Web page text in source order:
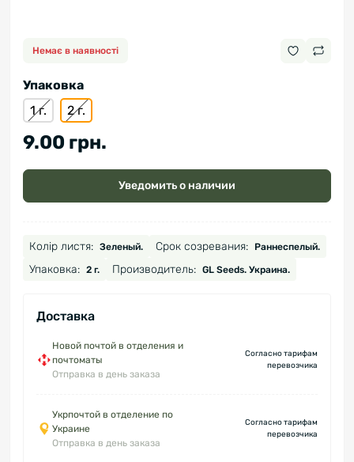
Немає в наявності
Упаковка
1 г.
2 г.
9.00 грн.
Уведомить о наличии
Колір листя: Зеленый. Срок созревания: Раннеспелый.
Упаковка: 2 г. Производитель: GL Seeds. Украина.
Доставка
Новой почтой в отделения и
почтоматы
Отправка в день заказа
Согласно тарифам
перевозчика
Укрпочтой в отделение по
Украине
Отправка в день заказа
Согласно тарифам
перевозчика